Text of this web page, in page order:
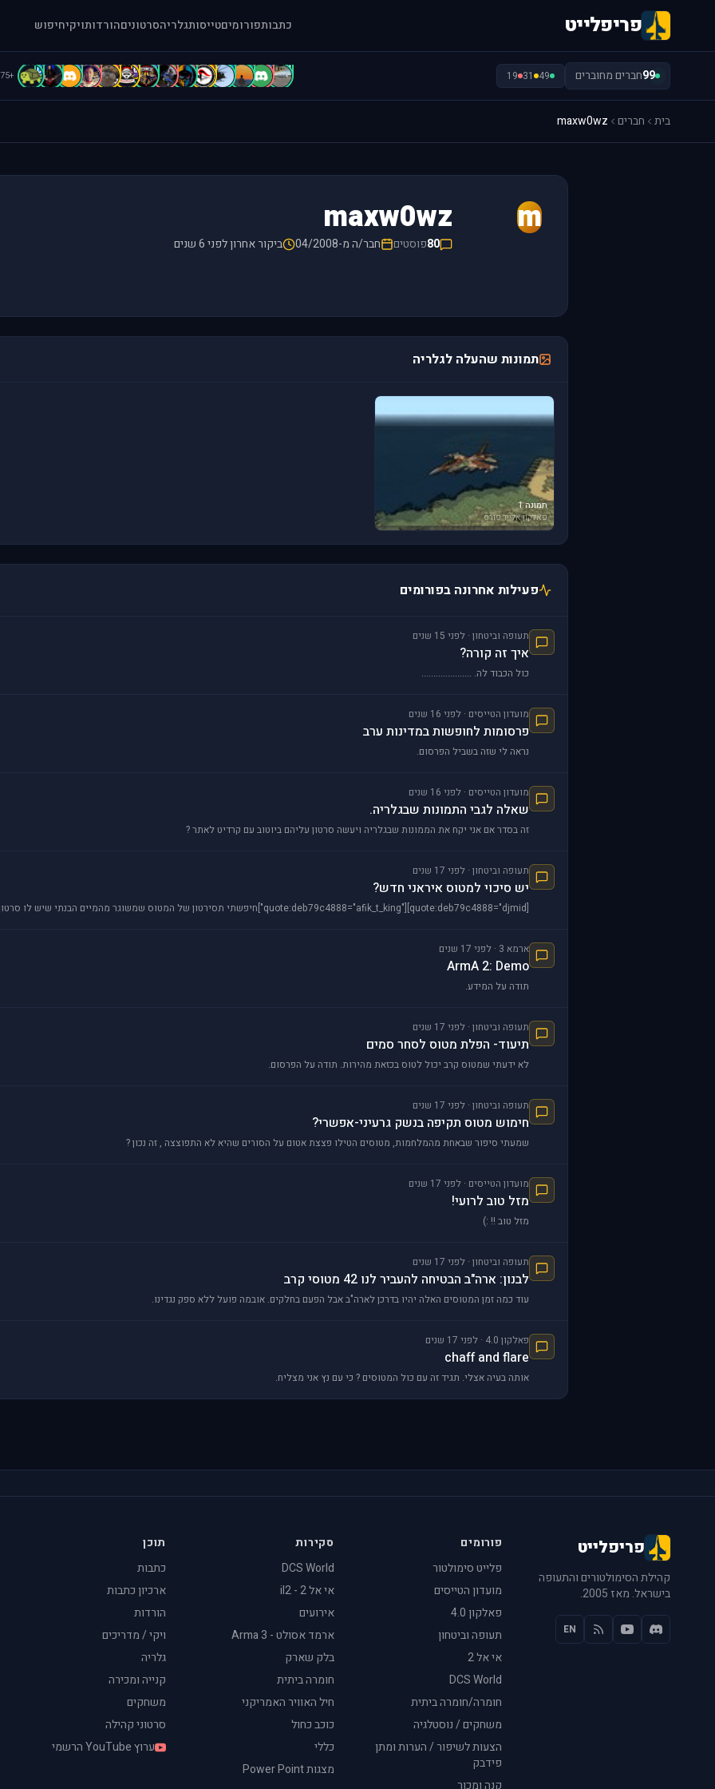
פריפלייט כתבותפורומיםטייסותגלריהסרטוניםהורדותויקיחיפוש
99חברים מחוברים 49
31
19
[
a
A
A
A
A
A
b
b
B
B
B
b
C
+75
בית חברים maxw0wz
m
maxw0wz
80פוסטים חבר/ה מ-04/2008 ביקור אחרון לפני 6 שנים
תמונות שהעלה לגלריה
תמונה 1
פאלקון אלייד פורס
פעילות אחרונה בפורומים
תעופה וביטחון · לפני 15 שנים
איך זה קורה?
כול הכבוד לה. .....................
מועדון הטייסים · לפני 16 שנים
פרסומות לחופשות במדינות ערב
נראה לי שזה בשביל הפרסום.
מועדון הטייסים · לפני 16 שנים
שאלה לגבי התמונות שבגלריה.
זה בסדר אם אני יקח את הממונות שבגלריה ויעשה סרטון עליהם ביוטוב עם קרדיט לאתר ?
תעופה וביטחון · לפני 17 שנים
יש סיכוי למטוס איראני חדש?
ארמא 3 · לפני 17 שנים
ArmA 2: Demo
תודה על המידע.
תעופה וביטחון · לפני 17 שנים
תיעוד- הפלת מטוס לסחר סמים
לא ידעתי שמטוס קרב יכול לטוס בכזאת מהירות. תודה על הפרסום.
תעופה וביטחון · לפני 17 שנים
חימוש מטוס תקיפה בנשק גרעיני-אפשרי?
שמעתי סיפור שבאחת מהמלחמות, מטוסים הטילו פצצת אטום על הסורים שהיא לא התפוצצה , זה נכון ?
מועדון הטייסים · לפני 17 שנים
מזל טוב לרועי!
מזל טוב !! :)
תעופה וביטחון · לפני 17 שנים
לבנון: ארה"ב הבטיחה להעביר לנו 42 מטוסי קרב
עוד כמה זמן המטוסים האלה יהיו בדרכן לארה"ב אבל הפעם בחלקים. אובמה פועל ללא ספק נגדינו.
פאלקון 4.0 · לפני 17 שנים
chaff and flare
אותה בעיה אצלי. תגיד זה עם כול המטוסים ? כי עם נץ אני מצליח.
פריפלייט
קהילת הסימולטורים והתעופה
בישראל. מאז 2005.
EN
פורומים
פלייט סימולטור
מועדון הטייסים
פאלקון 4.0
תעופה וביטחון
אי אל 2
DCS World
חומרה/חומרה ביתית
משחקים / נוסטלגיה
הצעות לשיפור / הערות ומתן
פידבק
סקירות
DCS World
אי אל 2 - il2
אירועים
ארמד אסולט - Arma 3
בלק שארק
חומרה ביתית
חיל האוויר האמריקני
כוכב כחול
כללי
מצגות Power Point
תוכן
כתבות
ארכיון כתבות
הורדות
ויקי / מדריכים
גלריה
קנייה ומכירה
משחקים
סרטוני קהילה
ערוץ YouTube הרשמי